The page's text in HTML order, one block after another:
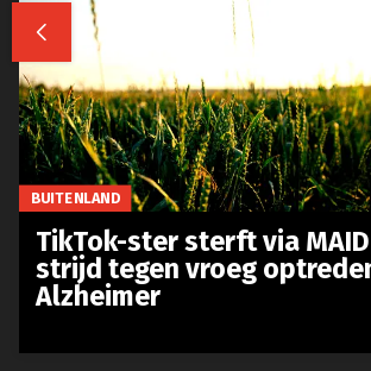

BUITENLAND
TikTok-ster sterft via
strijd tegen vroeg
Alzheimer